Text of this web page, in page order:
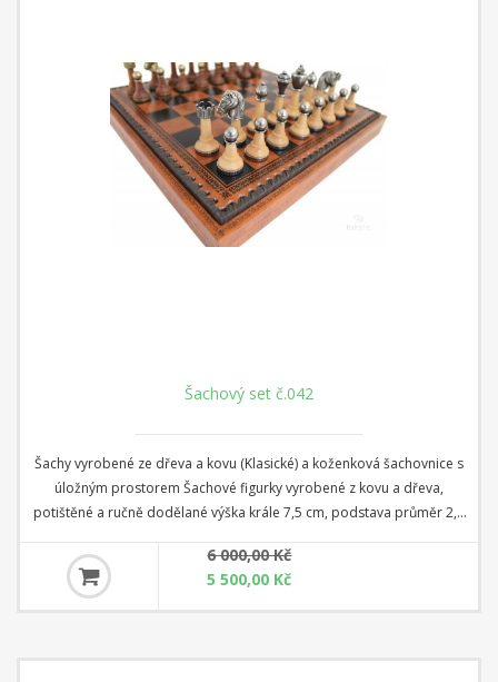
Šachový set č.042
Šachy vyrobené ze dřeva a kovu (Klasické) a koženková šachovnice s
úložným prostorem Šachové figurky vyrobené z kovu a dřeva,
potištěné a ručně dodělané výška krále 7,5 cm, podstava průměr 2,5
rozměr 35 cm x 35 cm x 4 cm Čtverec: 3,5 cm
6 000,00 Kč
5 500,00 Kč